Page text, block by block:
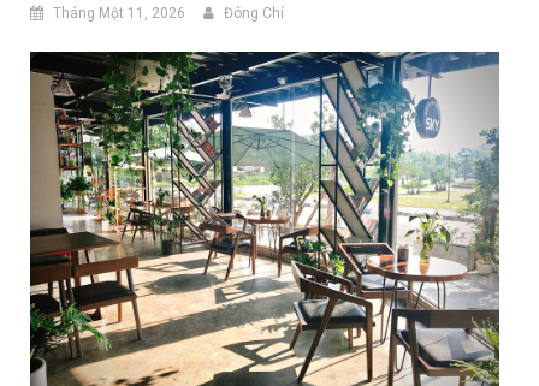
Tháng Một 11, 2026 Đông Chí